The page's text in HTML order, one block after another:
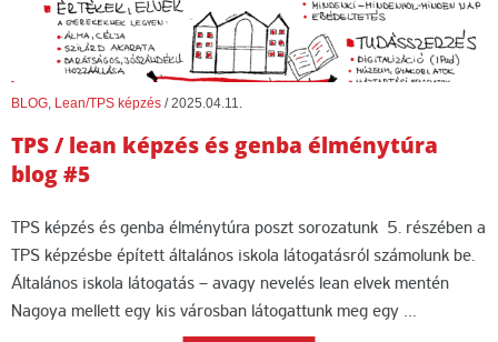
BLOG, Lean/TPS képzés /2025.04.11.
TPS / lean képzés és genba élménytúra
blog #5
TPS képzés és genba élménytúra poszt sorozatunk 5. részében a
TPS képzésbe épített általános iskola látogatásról számolunk be.
Általános iskola látogatás – avagy nevelés lean elvek mentén
Nagoya mellett egy kis városban látogattunk meg egy …